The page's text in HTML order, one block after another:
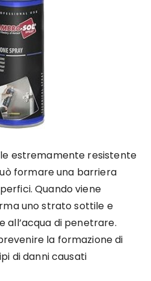
estremamente resistente
formare una barriera
Quando viene
uno strato sottile e
all’acqua di penetrare.
la formazione di
di danni causati